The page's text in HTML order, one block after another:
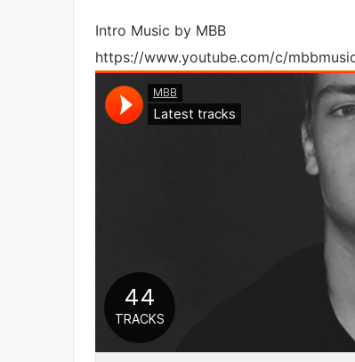
Intro Music by MBB
https://www.youtube.com/c/